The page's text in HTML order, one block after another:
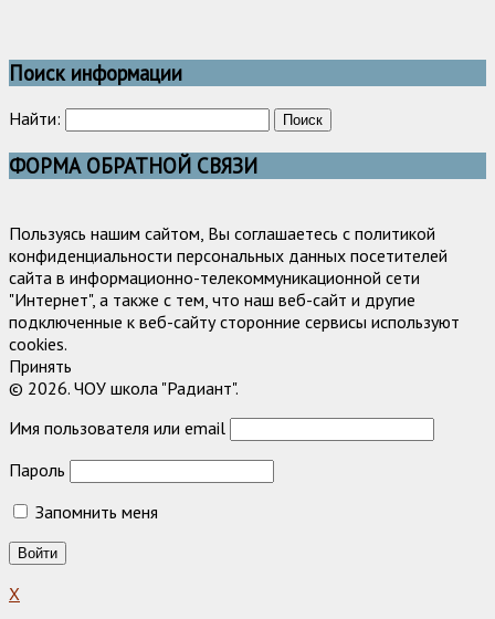
Поиск информации
Найти:
ФОРМА ОБРАТНОЙ СВЯЗИ
Пользуясь нашим сайтом, Вы соглашаетесь с политикой
конфиденциальности персональных данных посетителей
сайта в информационно-телекоммуникационной сети
"Интернет", а также с тем, что наш веб-сайт и другие
подключенные к веб-сайту сторонние сервисы используют
cookies.
Принять
© 2026. ЧОУ школа "Радиант".
Имя пользователя или email
Пароль
Запомнить меня
X